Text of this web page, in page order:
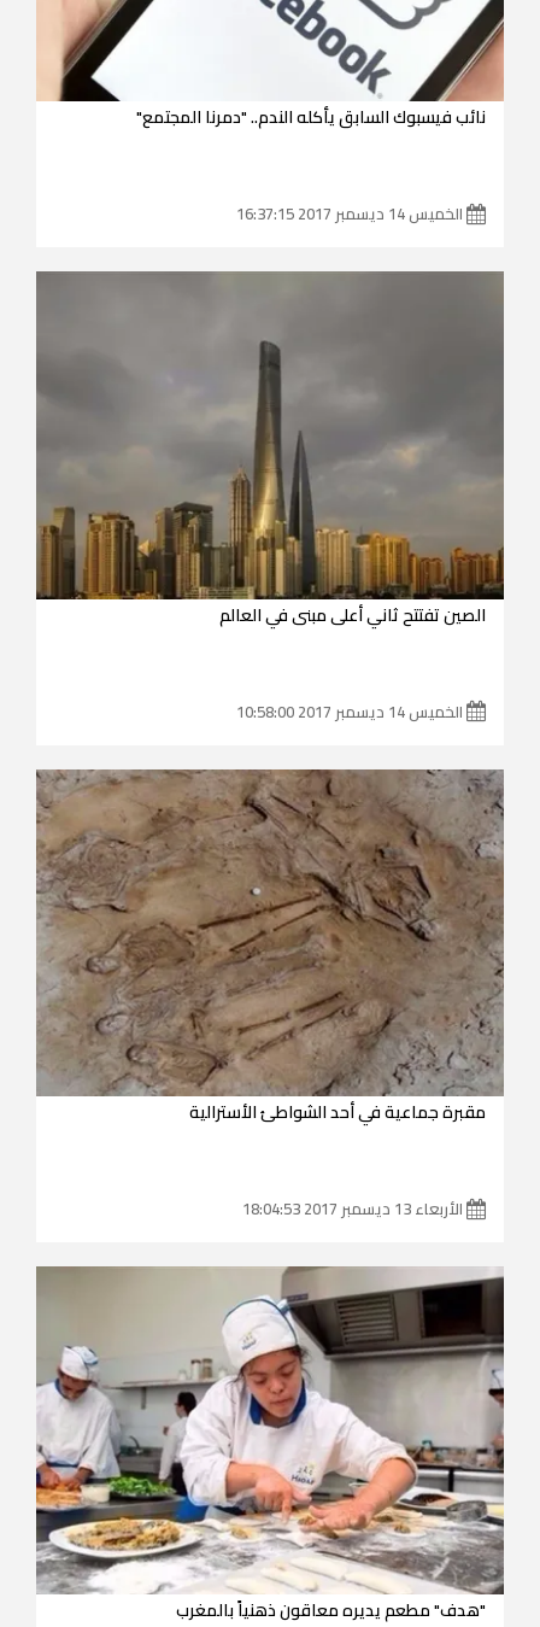
نائب فيسبوك السابق يأكله الندم.. "دمرنا المجتمع"
الخميس 14 ديسمبر 2017 16:37:15
الصين تفتتح ثاني أعلى مبنى في العالم
الخميس 14 ديسمبر 2017 10:58:00
مقبرة جماعية في أحد الشواطئ الأسترالية
الأربعاء 13 ديسمبر 2017 18:04:53
"هدف" مطعم يديره معاقون ذهنياً بالمغرب